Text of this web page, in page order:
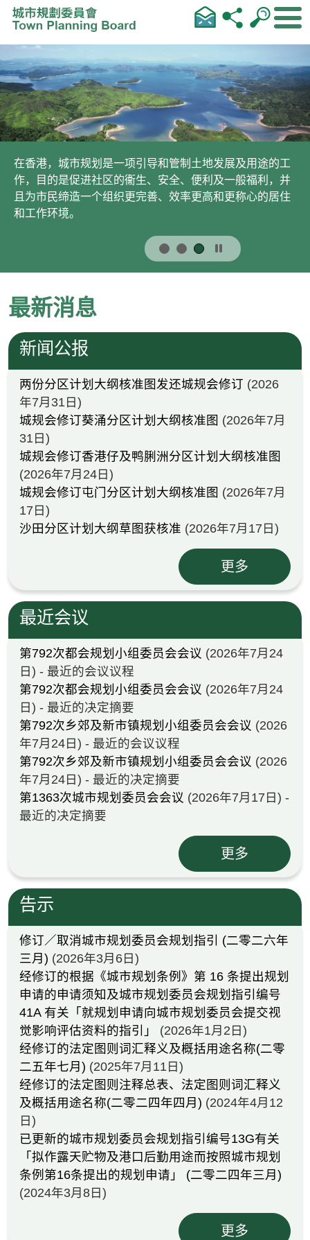
跳到内容
在香港，城市规划是一项引导和管制土地发展及用途的工
作，目的是促进社区的衞生、安全、便利及一般福利，并
且为市民缔造一个组织更完善、效率更高和更称心的居住
和工作环境。
最新消息
新闻公报
两份分区计划大纲核准图发还城规会修订 (2026
年7月31日)
城规会修订葵涌分区计划大纲核准图 (2026年7月
31日)
城规会修订香港仔及鸭脷洲分区计划大纲核准图
(2026年7月24日)
城规会修订屯门分区计划大纲核准图 (2026年7月
17日)
沙田分区计划大纲草图获核准 (2026年7月17日)
更多
最近会议
第792次都会规划小组委员会会议 (2026年7月24
日) - 最近的会议议程
第792次都会规划小组委员会会议 (2026年7月24
日) - 最近的决定摘要
第792次乡郊及新市镇规划小组委员会会议 (2026
年7月24日) - 最近的会议议程
第792次乡郊及新市镇规划小组委员会会议 (2026
年7月24日) - 最近的决定摘要
第1363次城市规划委员会会议 (2026年7月17日) -
最近的决定摘要
更多
告示
修订／取消城市规划委员会规划指引 (二零二六年
三月) (2026年3月6日)
经修订的根据《城市规划条例》第 16 条提出规划
申请的申请须知及城市规划委员会规划指引编号
41A 有关「就规划申请向城市规划委员会提交视
觉影响评估资料的指引」
(2026年1月2日)
经修订的法定图则词汇释义及概括用途名称(二零
二五年七月) (2025年7月11日)
经修订的法定图则注释总表、法定图则词汇释义
及概括用途名称(二零二四年四月) (2024年4月12
日)
已更新的城市规划委员会规划指引编号13G有关
「拟作露天贮物及港口后勤用途而按照城市规划
条例第16条提出的规划申请」 (二零二四年三月)
(2024年3月8日)
更多